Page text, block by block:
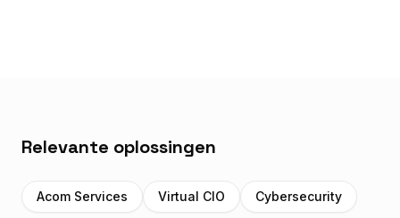
Relevante oplossingen
Acom Services Virtual CIO Cybersecurity